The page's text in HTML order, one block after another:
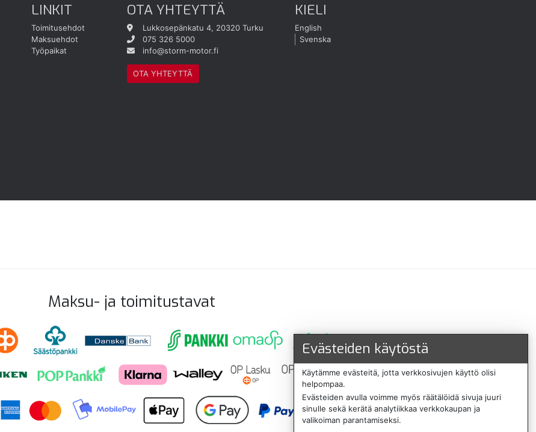
LINKIT
Toimitusehdot
Maksuehdot
Työpaikat
OTA YHTEYTTÄ
Lukkosepänkatu 4, 20320 Turku
075 326 5000
info@storm-motor.fi
OTA YHTEYTTÄ
KIELI
English
Svenska
Maksu- ja toimitustavat
Evästeiden käytöstä
Käytämme evästeitä, jotta verkkosivujen käyttö olisi
helpompaa.
Evästeiden avulla voimme myös räätälöidä sivuja juuri
sinulle sekä kerätä analytiikkaa verkkokaupan ja
valikoiman parantamiseksi.